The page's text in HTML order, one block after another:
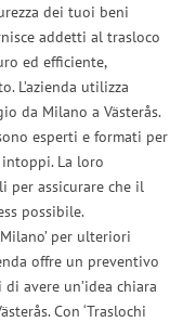
dei tuoi beni
addetti al trasloco
ed efficiente,
L’azienda utilizza
da Milano a Västerås.
esperti e formati per
La loro
per assicurare che il
possibile.
per ulteriori
offre un preventivo
avere un’idea chiara
Con ‘Traslochi